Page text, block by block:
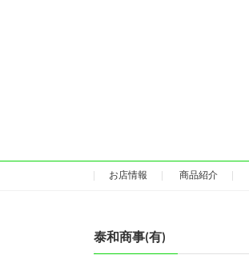
お店情報 商品紹介
泰和商事(有)